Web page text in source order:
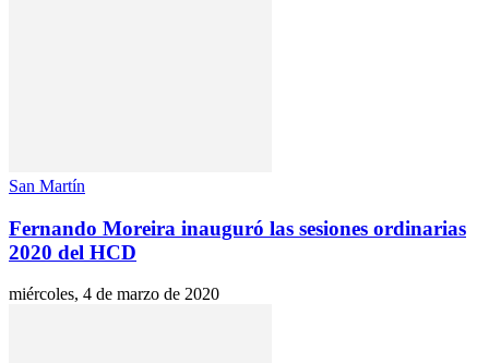
San Martín
Fernando Moreira inauguró las sesiones ordinarias
2020 del HCD
miércoles, 4 de marzo de 2020